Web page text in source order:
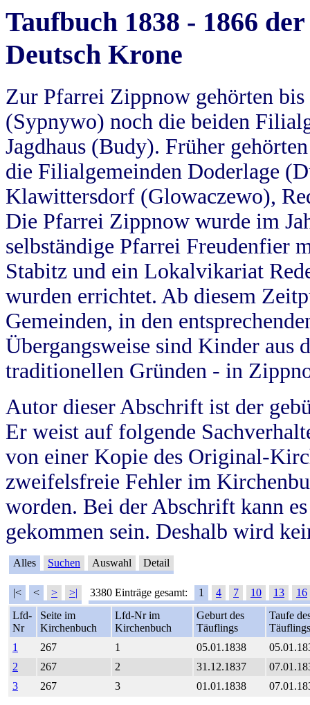
Taufbuch 1838 - 1866
Deutsch Krone
Zur Pfarrei Zippnow gehörten
(Sypnywo) noch die beiden
Jagdhaus (Budy). Früher
die Filialgemeinden Doderlage
Klawittersdorf (Glowaczewo),
Die Pfarrei Zippnow wurde im
selbständige Pfarrei Freudenfier
Stabitz und ein Lokalvikariat
wurden errichtet. Ab diesem
Gemeinden, in den
Übergangsweise sind Kinder aus
traditionellen Gründen - in
Autor dieser Abschrift ist der
Er weist auf folgende
von einer Kopie des Original-
zweifelsfreie Fehler im
worden. Bei der Abschrift kann
gekommen sein. Deshalb wird
Alles Suchen Auswahl Detail
|< < > >| 3380 Einträge gesamt: 1 4 7 10 13
16
Lfd-
Nr
Seite im
Kirchenbuch
Lfd-Nr im
Kirchenbuch
Geburt des
Täuflings
Taufe
Täuflings
1
267 1 05.01.1838
2
267 2 31.12.1837
3
267 3 01.01.1838